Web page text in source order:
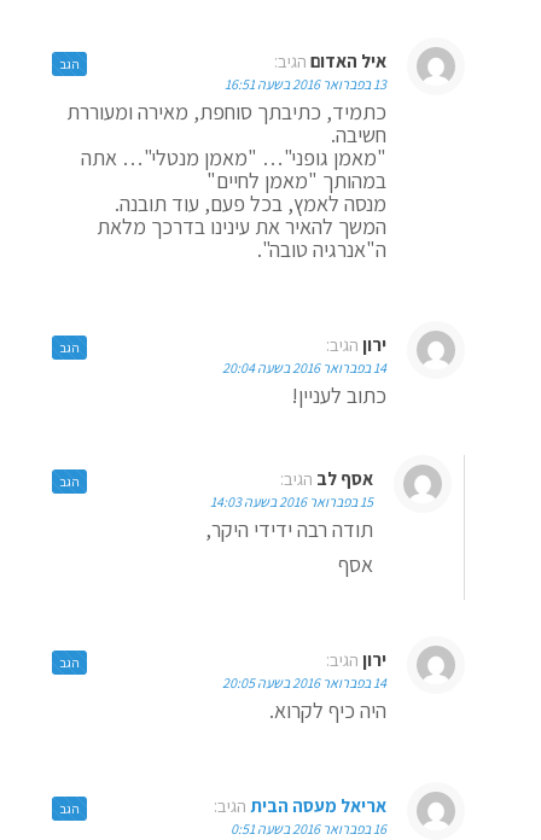
איל האדום הגיב:
13 בפברואר 2016 בשעה 16:51
כתמיד, כתיבתך סוחפת, מאירה ומעוררת
חשיבה.
"מאמן גופני"… "מאמן מנטלי"… אתה
במהותך "מאמן לחיים"
מנסה לאמץ, בכל פעם, עוד תובנה.
המשך להאיר את עינינו בדרכך מלאת
ה"אנרגיה טובה".
הגב
ירון הגיב:
14 בפברואר 2016 בשעה 20:04
כתוב לעניין!
הגב
אסף לב הגיב:
15 בפברואר 2016 בשעה 14:03
תודה רבה ידידי היקר,
אסף
הגב
ירון הגיב:
14 בפברואר 2016 בשעה 20:05
היה כיף לקרוא.
הגב
אריאל מעסה הבית הגיב:
16 בפברואר 2016 בשעה 0:51
הגב